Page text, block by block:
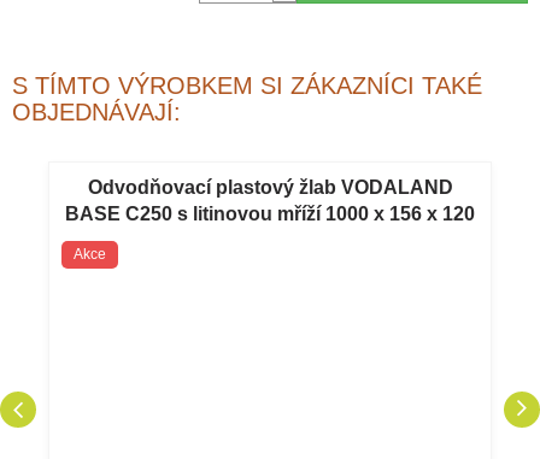
S TÍMTO VÝROBKEM SI ZÁKAZNÍCI TAKÉ
OBJEDNÁVAJÍ:
Odvodňovací plastový žlab VODALAND
BASE C250 s litinovou mříží 1000 x 156 x 120
Akce